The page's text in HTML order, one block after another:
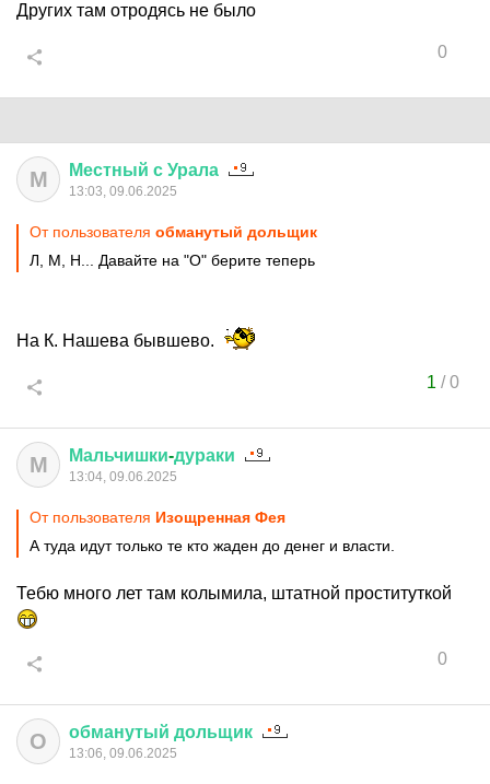
Других там отродясь не было
0
М Местный с Урала
13:03, 09.06.2025
От пользователя обманутый дольщик
Л, М, Н... Давайте на "О" берите теперь
На К. Нашева бывшево.
1 /0
М Мальчишки-дураки
13:04, 09.06.2025
От пользователя Изощренная Фея
А туда идут только те кто жаден до денег и власти.
Тебю много лет там колымила, штатной проституткой
0
О обманутый дольщик
13:06, 09.06.2025